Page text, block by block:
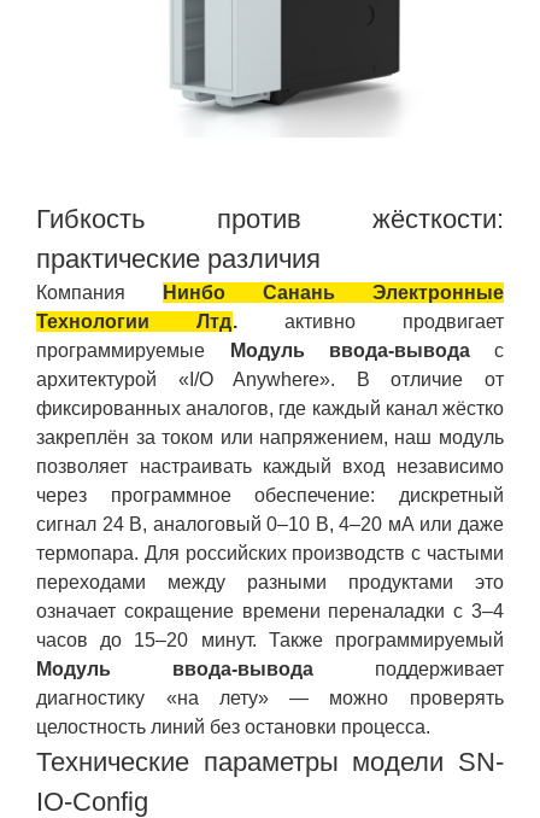
Гибкость против жёсткости:
практические различия
Компания
Нинбо Санань Электронные
Технологии Лтд.активно продвигает
программируемые
Модуль ввода-выводас
архитектурой «I/O Anywhere». В отличие от
фиксированных аналогов, где каждый канал жёстко
закреплён за током или напряжением, наш модуль
позволяет настраивать каждый вход независимо
через программное обеспечение: дискретный
сигнал 24 В, аналоговый 0–10 В, 4–20 мА или даже
термопара. Для российских производств с частыми
переходами между разными продуктами это
означает сокращение времени переналадки с 3–4
часов до 15–20 минут. Также программируемый
Модуль ввода-вывода поддерживает
диагностику «на лету» — можно проверять
целостность линий без остановки процесса.
Технические параметры модели SN-
IO-Config